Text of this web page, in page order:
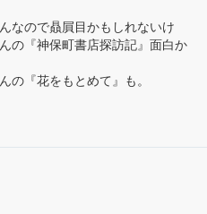
なので贔屓目かもしれないけ
の『神保町書店探訪記』面白か
の『花をもとめて』も。